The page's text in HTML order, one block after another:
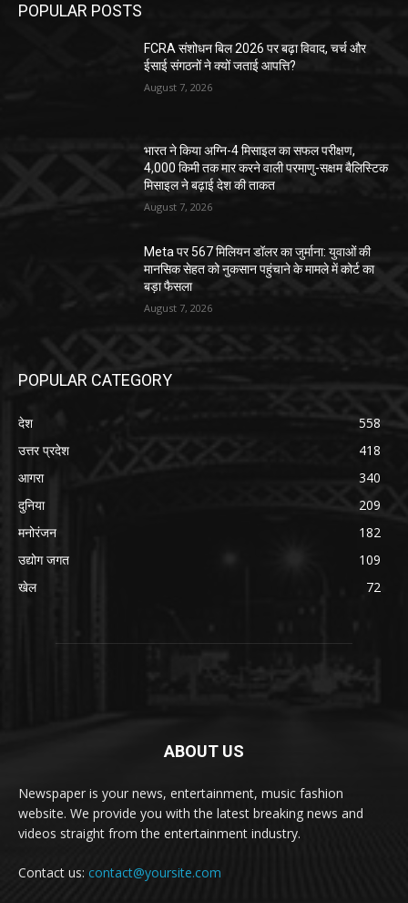
POPULAR POSTS
FCRA संशोधन बिल 2026 पर बढ़ा विवाद, चर्च और
ईसाई संगठनों ने क्यों जताई आपत्ति?
August 7, 2026
भारत ने किया अग्नि-4 मिसाइल का सफल परीक्षण,
4,000 किमी तक मार करने वाली परमाणु-सक्षम बैलिस्टिक
मिसाइल ने बढ़ाई देश की ताकत
August 7, 2026
Meta पर 567 मिलियन डॉलर का जुर्माना: युवाओं की
मानसिक सेहत को नुकसान पहुंचाने के मामले में कोर्ट का
बड़ा फैसला
August 7, 2026
POPULAR CATEGORY
देश
558
उत्तर प्रदेश
418
आगरा
340
दुनिया
209
मनोरंजन
182
उद्योग जगत
109
खेल
72
ABOUT US
Newspaper is your news, entertainment, music fashion
website. We provide you with the latest breaking news and
videos straight from the entertainment industry.
Contact us: contact@yoursite.com